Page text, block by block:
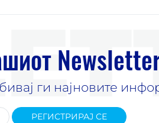
ги најновите
РЕГИСТРИРАЈ СЕ